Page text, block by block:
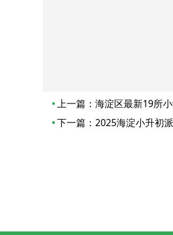
上一篇： 海淀区最新19所
下一篇： 2025海淀小升初